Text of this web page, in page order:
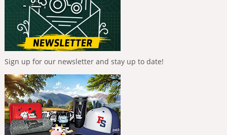
Sign up for our newsletter and stay up to date!